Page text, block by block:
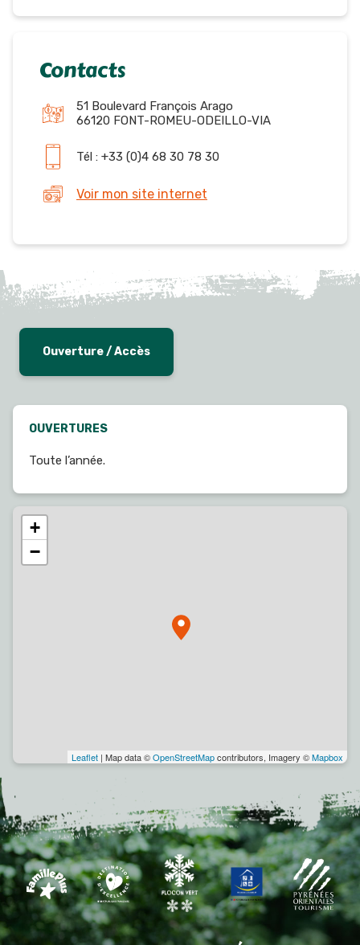
Contacts
51 Boulevard François Arago
66120 FONT-ROMEU-ODEILLO-VIA
Tél : +33 (0)4 68 30 78 30
Voir mon site internet
Ouverture / Accès
OUVERTURES
Toute l’année.
+
−
Leaflet | Map data ©OpenStreetMapcontributors, Imagery ©Mapbox